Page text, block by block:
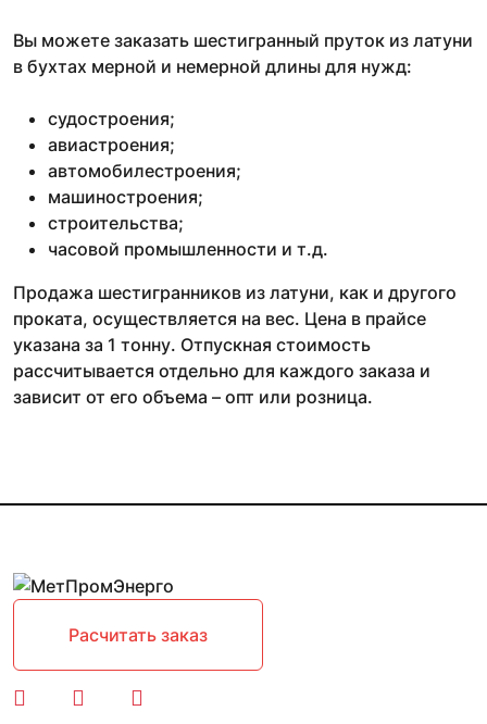
Вы можете заказать шестигранный пруток из латуни
в бухтах мерной и немерной длины для нужд:
судостроения;
авиастроения;
автомобилестроения;
машиностроения;
строительства;
часовой промышленности и т.д.
Продажа шестигранников из латуни, как и другого
проката, осуществляется на вес. Цена в прайсе
указана за 1 тонну. Отпускная стоимость
рассчитывается отдельно для каждого заказа и
зависит от его объема – опт или розница.
Расчитать заказ